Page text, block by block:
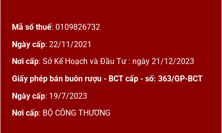
Mã số thuế: 0109826732
Ngày cấp: 22/11/2021
Nơi cấp: Sở Kế Hoạch và Đầu Tư : ngày 21/12/2023
Giấy phép bán buôn rượu - BCT cấp - số: 363/GP-BCT
Ngày cấp: 19/7/2023
Nơi cấp: BỘ CÔNG THƯƠNG